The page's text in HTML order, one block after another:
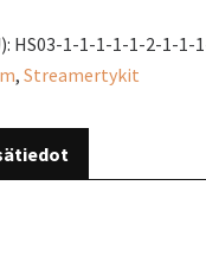
HS03-1-1-1-1-1-2-1-1-
, Streamertykit